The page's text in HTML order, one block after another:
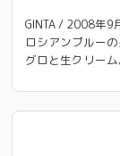
GINTA / 2008年9
ロシアンブルー
グロと生クリー